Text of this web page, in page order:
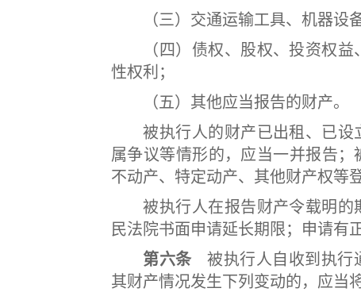
（三）交通运输工具、机器设备
（四）债权、股权、投资权益
性权利；
（五）其他应当报告的财产。
被执行人的财产已出租、已设
属争议等情形的，应当一并报告
不动产、特定动产、其他财产权等
被执行人在报告财产令载明的
民法院书面申请延长期限；申请有
第六条 被执行人自收到执行
其财产情况发生下列变动的，应当